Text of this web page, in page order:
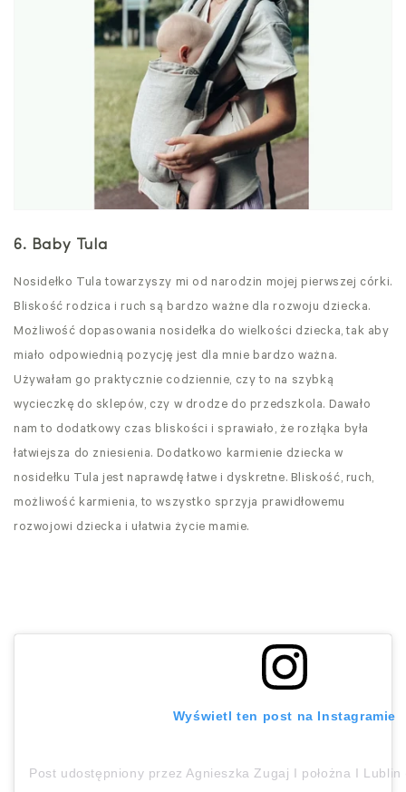
6. Baby Tula
Nosidełko Tula towarzyszy mi od narodzin mojej pierwszej córki.
Bliskość rodzica i ruch są bardzo ważne dla rozwoju dziecka.
Możliwość dopasowania nosidełka do wielkości dziecka, tak aby
miało odpowiednią pozycję jest dla mnie bardzo ważna.
Używałam go praktycznie codziennie, czy to na szybką
wycieczkę do sklepów, czy w drodze do przedszkola. Dawało
nam to dodatkowy czas bliskości i sprawiało, że rozłąka była
łatwiejsza do zniesienia. Dodatkowo karmienie dziecka w
nosidełku Tula jest naprawdę łatwe i dyskretne. Bliskość, ruch,
możliwość karmienia, to wszystko sprzyja prawidłowemu
rozwojowi dziecka i ułatwia życie mamie.
Wyświetl ten post na Instagramie
Post udostępniony przez Agnieszka Zugaj I położna I